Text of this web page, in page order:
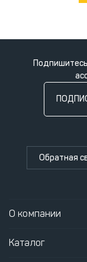
Обратная
О компании
Каталог